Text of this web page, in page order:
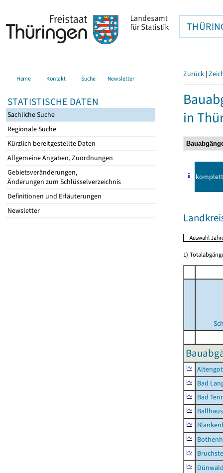
Home Kontakt Suche Newsletter
STATISTISCHE DATEN
Sachliche Suche
Regionale Suche
Kürzlich bereitgestellte Daten
Allgemeine Angaben, Zuordnungen
Gebietsveränderungen,
Änderungen zum Schlüsselverzeichnis
Definitionen und Erläuterungen
Newsletter
Zurück |
in
komplett
1)
Bad
Bad